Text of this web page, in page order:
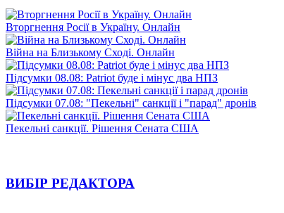
Вторгнення Росії в Україну. Онлайн
Війна на Близькому Сході. Онлайн
Підсумки 08.08: Patriot буде і мінус два НПЗ
Підсумки 07.08: "Пекельні" санкції і "парад" дронів
Пекельні санкції. Рішення Сената США
ВИБІР РЕДАКТОРА